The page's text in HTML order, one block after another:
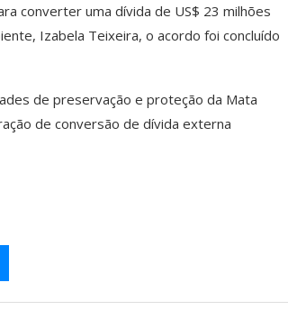
converter uma dívida de US$ 23 milhões
Izabela Teixeira, o acordo foi concluído
de preservação e proteção da Mata
de conversão de dívida externa